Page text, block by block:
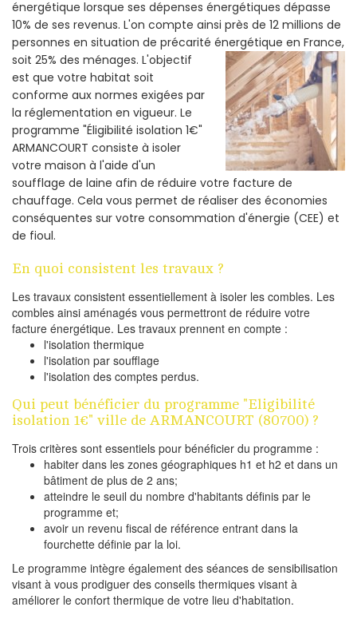
énergétique lorsque ses dépenses énergétiques dépasse
10% de ses revenus. L'on compte ainsi près de 12 millions de
personnes en situation de précarité énergétique en France,
soit 25% des ménages. L'objectif
est que votre habitat soit
conforme aux normes exigées par
la réglementation en vigueur. Le
programme "Éligibilité isolation 1€"
ARMANCOURT consiste à isoler
votre maison à l'aide d'un
soufflage de laine afin de réduire votre facture de
chauffage. Cela vous permet de réaliser des économies
conséquentes sur votre consommation d'énergie (CEE) et
de fioul.
En quoi consistent les travaux ?
Les travaux consistent essentiellement à isoler les combles. Les
combles ainsi aménagés vous permettront de réduire votre
facture énergétique. Les travaux prennent en compte :
l'isolation thermique
l'isolation par soufflage
l'isolation des comptes perdus.
Qui peut bénéficier du programme "Eligibilité
isolation 1€" ville de ARMANCOURT (80700) ?
Trois critères sont essentiels pour bénéficier du programme :
habiter dans les zones géographiques h1 et h2 et dans un
bâtiment de plus de 2 ans;
atteindre le seuil du nombre d'habitants définis par le
programme et;
avoir un revenu fiscal de référence entrant dans la
fourchette définie par la loi.
Le programme intègre également des séances de sensibilisation
visant à vous prodiguer des conseils thermiques visant à
améliorer le confort thermique de votre lieu d'habitation.